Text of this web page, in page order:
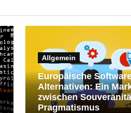
Allgemein
Europäische
Alternativen: Ein
zwischen
Pragmatismus